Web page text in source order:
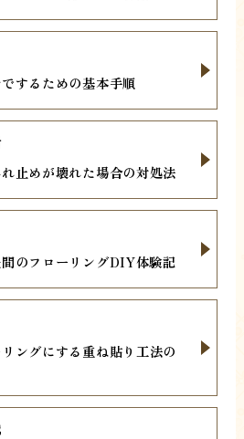
するための基本手順
止めが壊れた場合の対処法
のフローリングDIY体験記
ングにする重ね貼り工法の